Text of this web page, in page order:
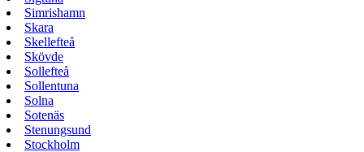
Simrishamn
Skara
Skellefteå
Skövde
Sollefteå
Sollentuna
Solna
Sotenäs
Stenungsund
Stockholm